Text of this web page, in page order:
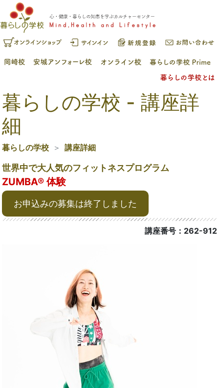
暮らしの学校 - 講座詳
細
暮らしの学校 講座詳細
世界中で大人気のフィットネスプログラム
ZUMBA®︎ 体験
お申込みの募集は終了しました
講座番号：262-912